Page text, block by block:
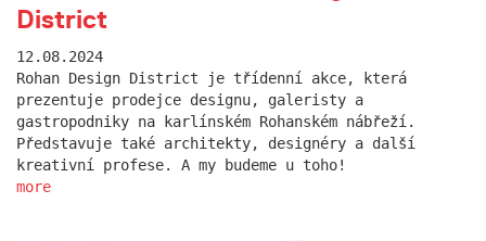
District
12.08.2024
Rohan Design District je třídenní akce, která
prezentuje prodejce designu, galeristy a
gastropodniky na karlínském Rohanském nábřeží.
Představuje také architekty, designéry a další
kreativní profese. A my budeme u toho!
more